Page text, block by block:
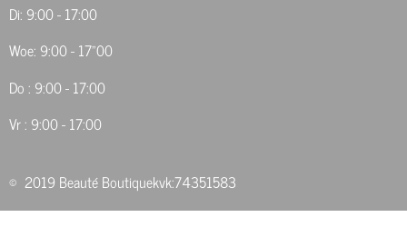
Di: 9:00 - 17:00
Woe: 9:00 - 17"00
Do : 9:00 - 17:00
Vr : 9:00 - 17:00
© 2019 Beauté Boutiquekvk:74351583